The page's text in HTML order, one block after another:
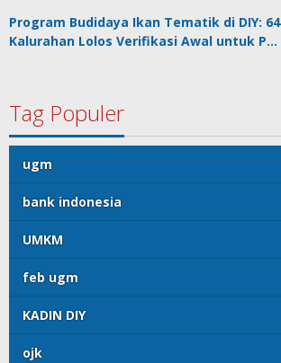
Program Budidaya Ikan Tematik di DIY: 64
Kalurahan Lolos Verifikasi Awal untuk P…
Tag Populer
ugm
bank indonesia
UMKM
feb ugm
KADIN DIY
ojk